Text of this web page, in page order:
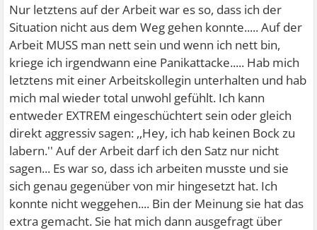
Nur letztens auf der Arbeit war es so, dass ich der
Situation nicht aus dem Weg gehen konnte..... Auf der
Arbeit MUSS man nett sein und wenn ich nett bin,
kriege ich irgendwann eine Panikattacke..... Hab mich
letztens mit einer Arbeitskollegin unterhalten und hab
mich mal wieder total unwohl gefühlt. Ich kann
entweder EXTREM eingeschüchtert sein oder gleich
direkt aggressiv sagen: ,,Hey, ich hab keinen Bock zu
labern.'' Auf der Arbeit darf ich den Satz nur nicht
sagen... Es war so, dass ich arbeiten musste und sie
sich genau gegenüber von mir hingesetzt hat. Ich
konnte nicht weggehen.... Bin der Meinung sie hat das
extra gemacht. Sie hat mich dann ausgefragt über